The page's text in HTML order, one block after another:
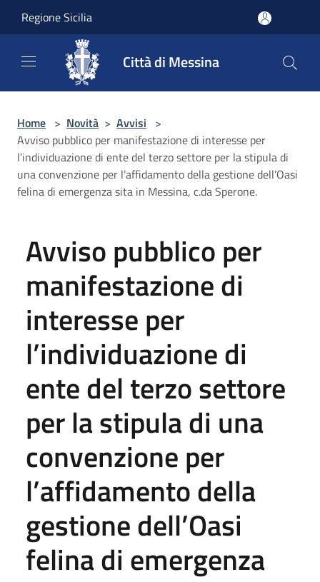
Regione Sicilia
Città di Messina
Home > Novità > Avvisi >
Avviso pubblico per manifestazione di interesse per
l’individuazione di ente del terzo settore per la stipula di
una convenzione per l’affidamento della gestione dell’Oasi
felina di emergenza sita in Messina, c.da Sperone.
Avviso pubblico per
manifestazione di
interesse per
l’individuazione di
ente del terzo settore
per la stipula di una
convenzione per
l’affidamento della
gestione dell’Oasi
felina di emergenza